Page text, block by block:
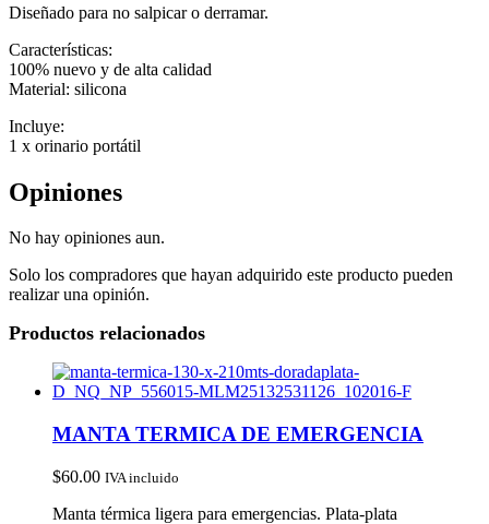
Diseñado para no salpicar o derramar.
Características:
100% nuevo y de alta calidad
Material: silicona
Incluye:
1 x orinario portátil
Opiniones
No hay opiniones aun.
Solo los compradores que hayan adquirido este producto pueden
realizar una opinión.
Productos relacionados
MANTA TERMICA DE EMERGENCIA
$60.00 IVA incluido
Manta térmica ligera para emergencias. Plata-plata